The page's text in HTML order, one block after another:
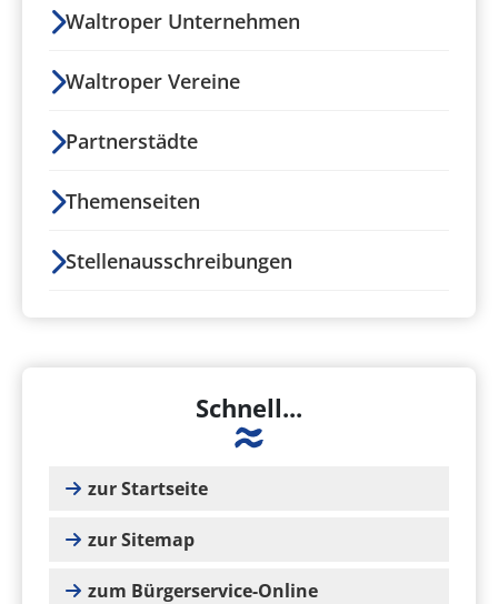
Waltroper Unternehmen
Waltroper Vereine
Partnerstädte
Themenseiten
Stellenausschreibungen
Schnell...
zur Startseite
zur Sitemap
zum Bürgerservice-Online